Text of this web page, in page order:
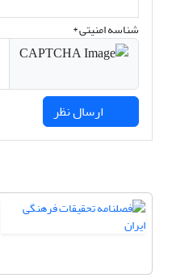
شناسه امنیتی *